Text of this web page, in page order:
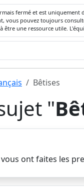
fermé et est
pouvez toujours
être une ressource utile.
Bêtises
"
ont faites les